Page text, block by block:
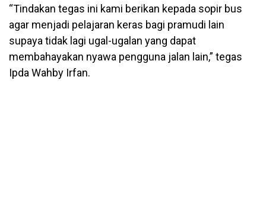
“Tindakan tegas ini kami berikan kepada sopir bus
agar menjadi pelajaran keras bagi pramudi lain
supaya tidak lagi ugal-ugalan yang dapat
membahayakan nyawa pengguna jalan lain,” tegas
Ipda Wahby Irfan.